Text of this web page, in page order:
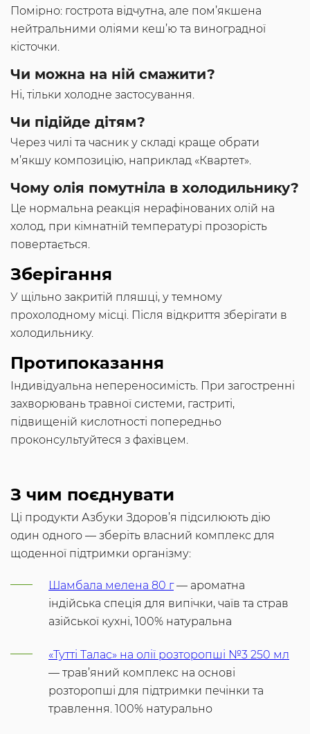
Помірно: гострота відчутна, але пом’якшена
нейтральними оліями кеш’ю та виноградної
кісточки.
Чи можна на ній смажити?
Ні, тільки холодне застосування.
Чи підійде дітям?
Через чилі та часник у складі краще обрати
м’якшу композицію, наприклад «Квартет».
Чому олія помутніла в холодильнику?
Це нормальна реакція нерафінованих олій на
холод, при кімнатній температурі прозорість
повертається.
Зберігання
У щільно закритій пляшці, у темному
прохолодному місці. Після відкриття зберігати в
холодильнику.
Протипоказання
Індивідуальна непереносимість. При загостренні
захворювань травної системи, гастриті,
підвищеній кислотності попередньо
проконсультуйтеся з фахівцем.
З чим поєднувати
Ці продукти Азбуки Здоров’я підсилюють дію
один одного — зберіть власний комплекс для
щоденної підтримки організму:
Шамбала мелена 80 г— ароматна
індійська спеція для випічки, чаїв та страв
азійської кухні, 100% натуральна
«Тутті Талас» на олії розторопші №3 250 мл
— трав’яний комплекс на основі
розторопші для підтримки печінки та
травлення. 100% натурально